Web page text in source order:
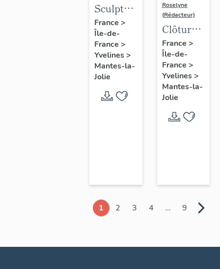
Sculpture
: la
Ronde
France >
Île-de-
France >
Yvelines>
Mantes-la-
Jolie
Roselyne
(Rédacteur)
Clôture
de
chœur
France >
Île-de-
France >
Yvelines>
Mantes-la-
Jolie
1 2 3 4 ... 9